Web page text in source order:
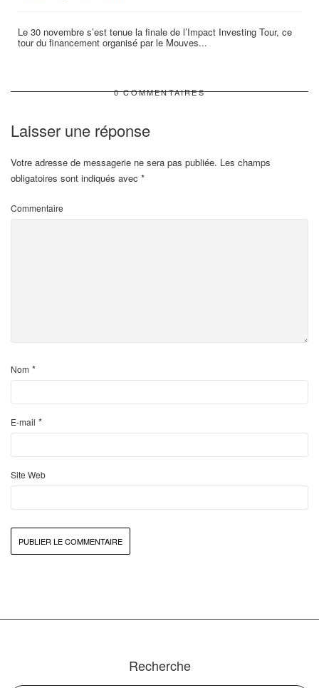
Le 30 novembre s’est tenue la finale de l’Impact Investing Tour, ce
tour du financement organisé par le Mouves...
0 COMMENTAIRES
Laisser une réponse
Votre adresse de messagerie ne sera pas publiée. Les champs
obligatoires sont indiqués avec *
Commentaire
Nom *
E-mail *
Site Web
Recherche